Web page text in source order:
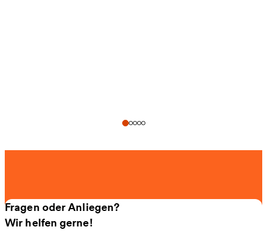
Fragen oder Anliegen?
Wir helfen gerne!